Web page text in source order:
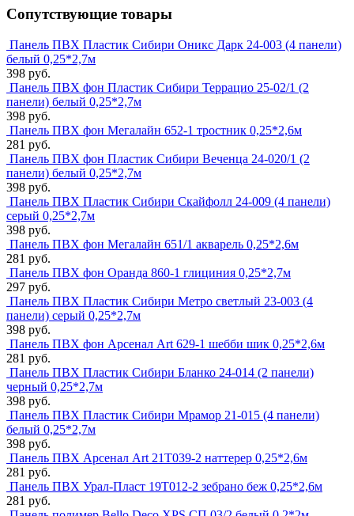
Сопутствующие товары
Панель ПВХ Пластик Сибири Оникс Дарк 24-003 (4 панели)
белый 0,25*2,7м
398 руб.
Панель ПВХ фон Пластик Сибири Террацио 25-02/1 (2
панели) белый 0,25*2,7м
398 руб.
Панель ПВХ фон Мегалайн 652-1 тростник 0,25*2,6м
281 руб.
Панель ПВХ фон Пластик Сибири Веченца 24-020/1 (2
панели) белый 0,25*2,7м
398 руб.
Панель ПВХ Пластик Сибири Скайфолл 24-009 (4 панели)
серый 0,25*2,7м
398 руб.
Панель ПВХ фон Мегалайн 651/1 акварель 0,25*2,6м
281 руб.
Панель ПВХ фон Оранда 860-1 глициния 0,25*2,7м
297 руб.
Панель ПВХ Пластик Сибири Метро светлый 23-003 (4
панели) серый 0,25*2,7м
398 руб.
Панель ПВХ фон Арсенал Art 629-1 шебби шик 0,25*2,6м
281 руб.
Панель ПВХ Пластик Сибири Бланко 24-014 (2 панели)
черный 0,25*2,7м
398 руб.
Панель ПВХ Пластик Сибири Мрамор 21-015 (4 панели)
белый 0,25*2,7м
398 руб.
Панель ПВХ Арсенал Art 21Т039-2 наттерер 0,25*2,6м
281 руб.
Панель ПВХ Урал-Пласт 19T012-2 зебрано беж 0,25*2,6м
281 руб.